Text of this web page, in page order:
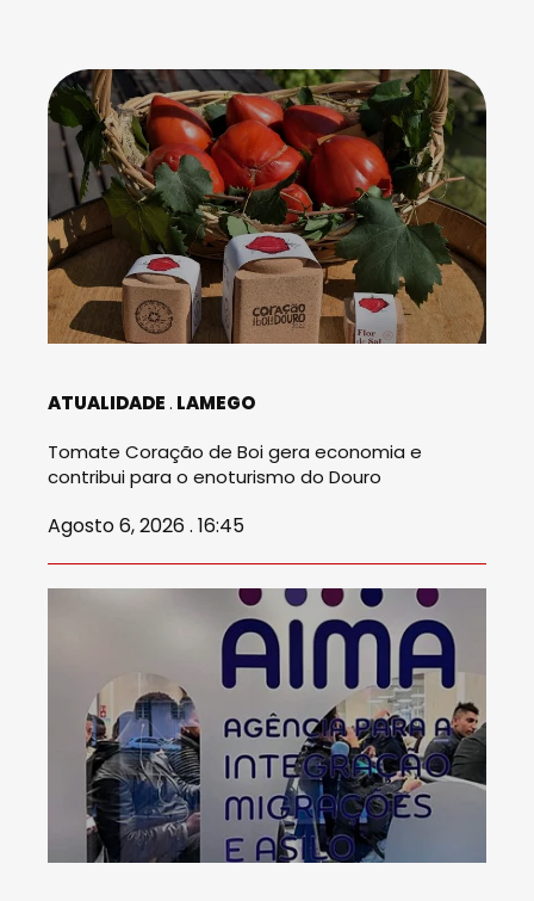
ATUALIDADE LAMEGO
Tomate Coração de Boi gera economia e
contribui para o enoturismo do Douro
Agosto 6, 2026 . 16:45